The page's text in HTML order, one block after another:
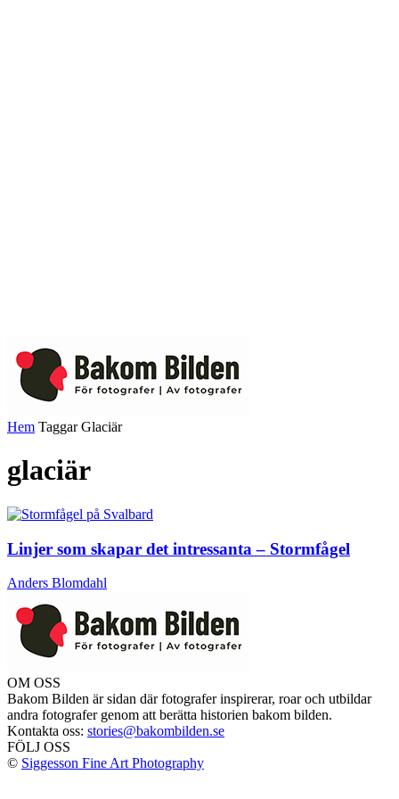
Hem Taggar Glaciär
glaciär
Linjer som skapar det intressanta – Stormfågel
Anders Blomdahl
OM OSS
Bakom Bilden är sidan där fotografer inspirerar, roar och utbildar
andra fotografer genom att berätta historien bakom bilden.
Kontakta oss: stories@bakombilden.se
FÖLJ OSS
© Siggesson Fine Art Photography